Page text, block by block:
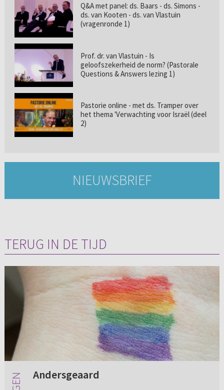
Q&A met panel: ds. Baars - ds. Simons -
ds. van Kooten - ds. van Vlastuin
(vragenronde 1)
Prof. dr. van Vlastuin - Is
geloofszekerheid de norm? (Pastorale
Questions & Answers lezing 1)
Pastorie online - met ds. Tramper over
het thema 'Verwachting voor Israël (deel
2)
NIEUWSBRIEF
TERUG IN DE TIJD
Andersgeaard